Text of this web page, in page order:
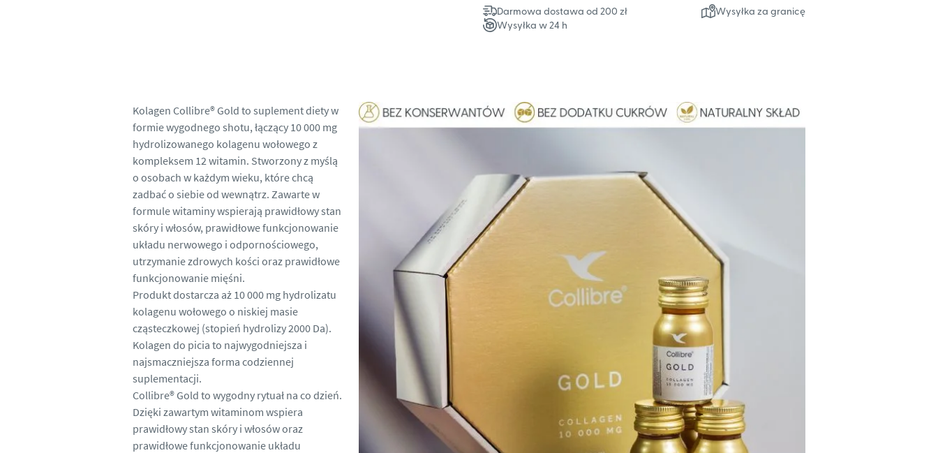
Shot
Darmowa dostawa od 200 zł
Wysyłka za granicę
Wysyłka w 24 h
Kolagen Collibre® Gold to suplement diety w
formie wygodnego shotu, łączący 10 000 mg
hydrolizowanego kolagenu wołowego z
kompleksem 12 witamin. Stworzony z myślą
o osobach w każdym wieku, które chcą
zadbać o siebie od wewnątrz. Zawarte w
formule witaminy wspierają prawidłowy stan
skóry i włosów, prawidłowe funkcjonowanie
układu nerwowego i odpornościowego,
utrzymanie zdrowych kości oraz prawidłowe
funkcjonowanie mięśni.
Produkt dostarcza aż 10 000 mg hydrolizatu
kolagenu wołowego o niskiej masie
cząsteczkowej (stopień hydrolizy 2000 Da).
Kolagen do picia to najwygodniejsza i
najsmaczniejsza forma codziennej
suplementacji.
Collibre® Gold to wygodny rytuał na co dzień.
Dzięki zawartym witaminom wspiera
prawidłowy stan skóry i włosów oraz
prawidłowe funkcjonowanie układu